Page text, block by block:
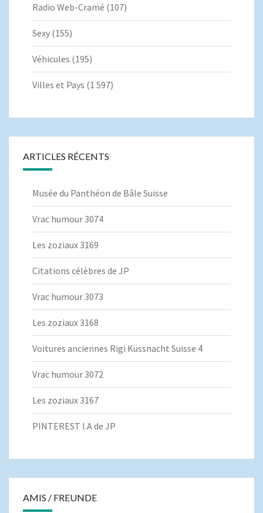
Radio Web-Cramé (107)
Sexy (155)
Véhicules (195)
Villes et Pays (1 597)
ARTICLES RÉCENTS
Musée du Panthéon de Bâle Suisse
Vrac humour 3074
Les zoziaux 3169
Citations célèbres de JP
Vrac humour 3073
Les zoziaux 3168
Voitures anciennes Rigi Küssnacht Suisse 4
Vrac humour 3072
Les zoziaux 3167
PINTEREST I.A de JP
AMIS / FREUNDE